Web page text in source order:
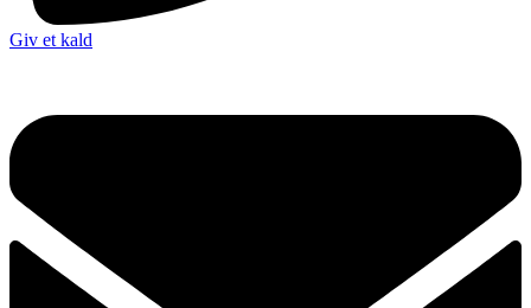
Giv et kald